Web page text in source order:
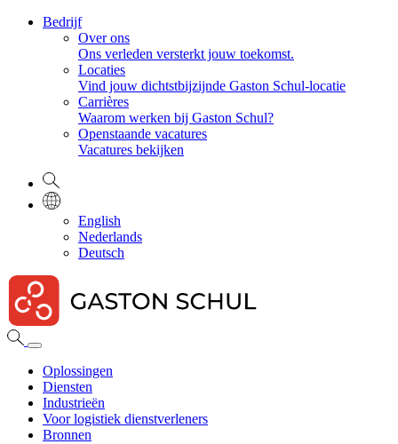
Bedrijf
Over ons
Ons verleden versterkt jouw toekomst.
Locaties
Vind jouw dichtstbijzijnde Gaston Schul-locatie
Carrières
Waarom werken bij Gaston Schul?
Openstaande vacatures
Vacatures bekijken
English
Nederlands
Deutsch
Oplossingen
Diensten
Industrieën
Voor logistiek dienstverleners
Bronnen